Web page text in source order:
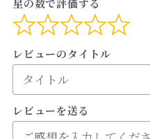
星の数で評価する
レビューのタイトル
レビューを送る